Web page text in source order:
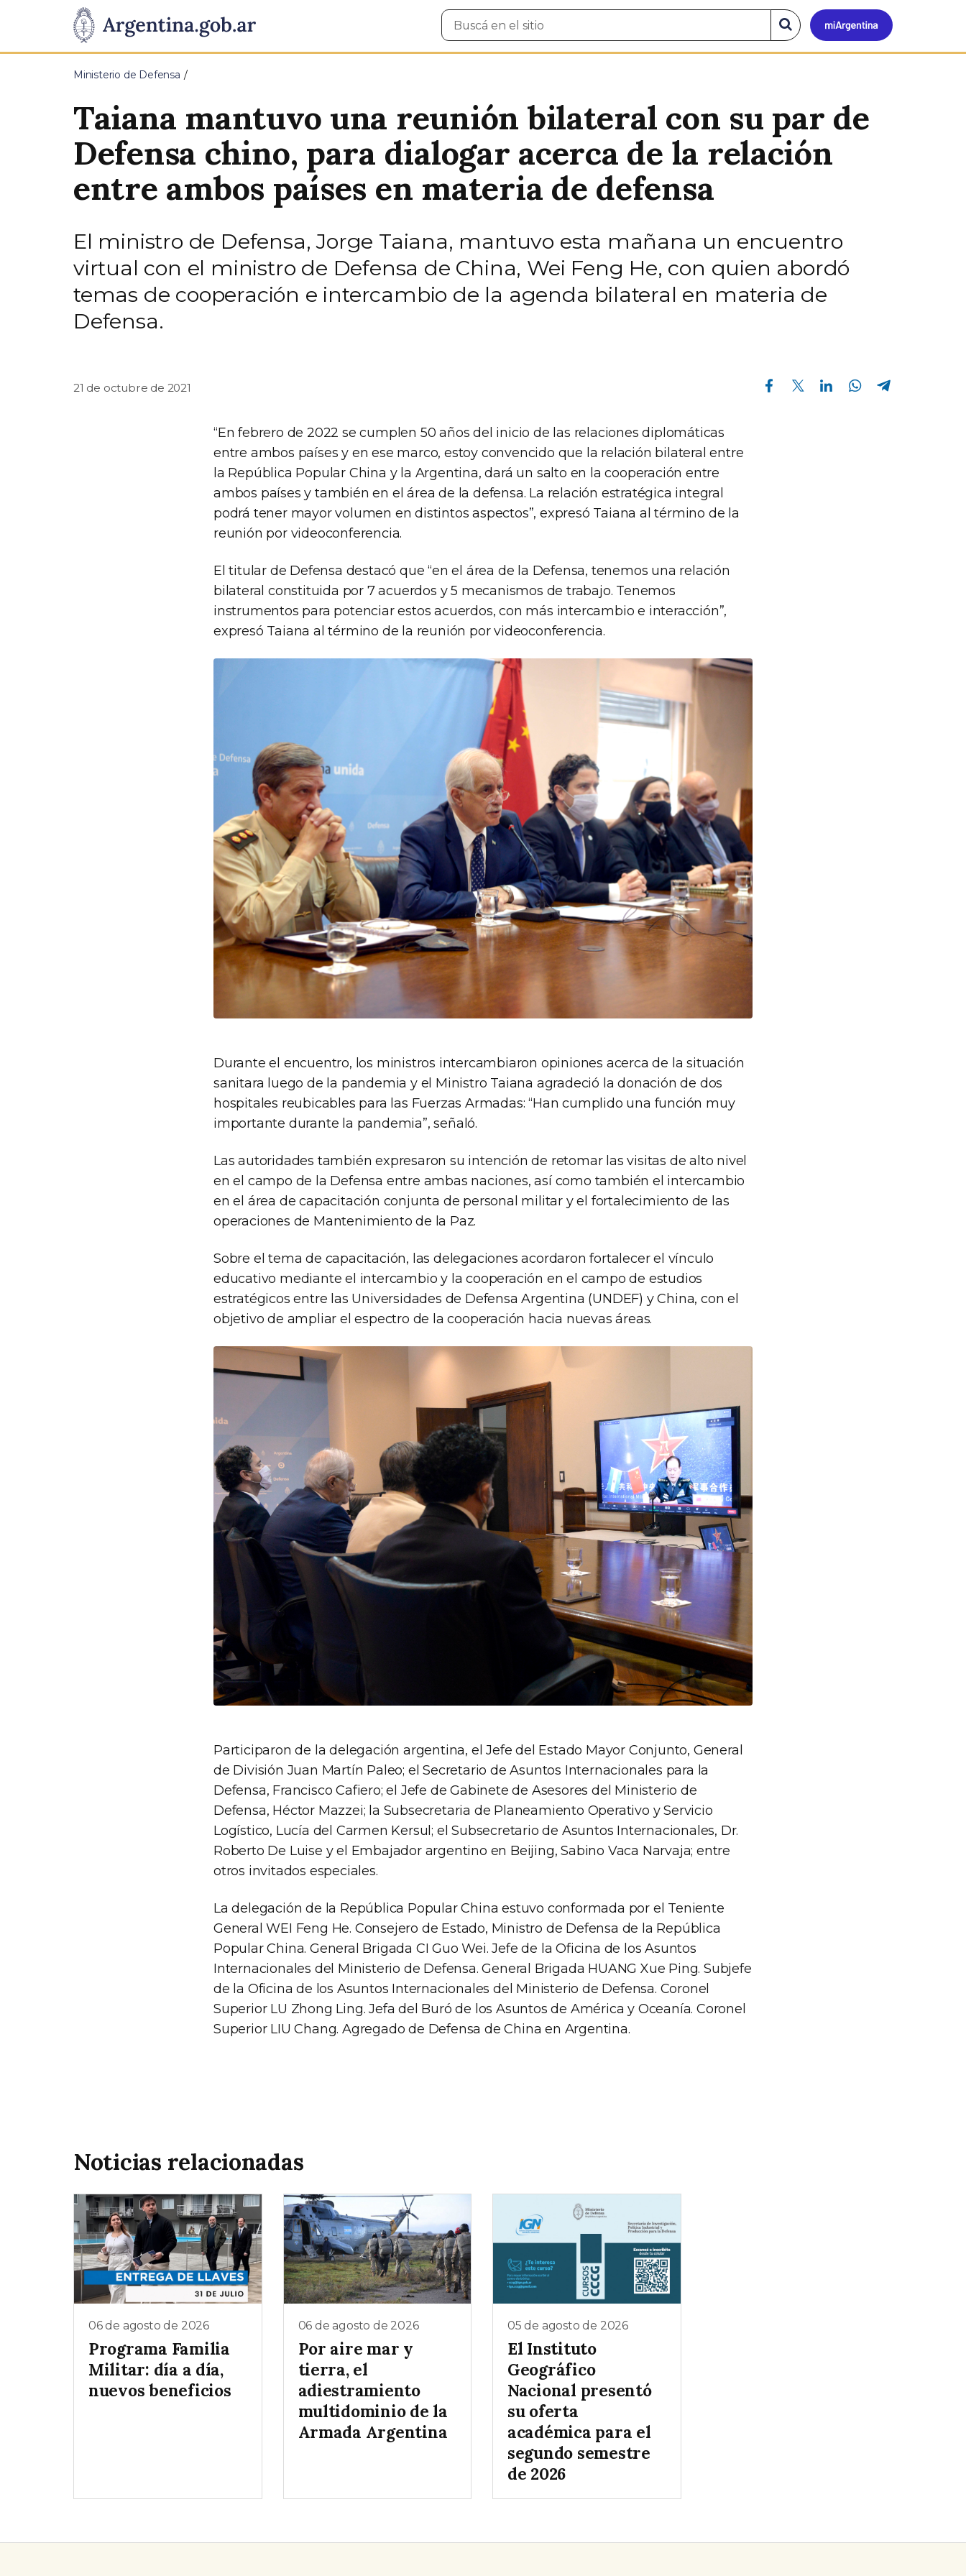
Presidencia
de
Pasar al contenido principal
Mi
Buscar
en
Buscar
en
el
Ministerio de Defensa
Taiana mantuvo una reunión bilateral con su par de
Defensa chino, para dialogar acerca de la relación
entre ambos países en materia de defensa
El ministro de Defensa, Jorge Taiana, mantuvo esta mañana un encuentro
virtual con el ministro de Defensa de China, Wei Feng He, con quien abordó
temas de cooperación e intercambio de la agenda bilateral en materia de
Defensa.
21 de octubre de 2021
Compartir en Facebook Compartir en Twitter Compartir en Linkedin Compartir en Whatsapp
“En febrero de 2022 se cumplen 50 años del inicio de las relaciones diplomáticas
entre ambos países y en ese marco, estoy convencido que la relación bilateral entre
la República Popular China y la Argentina, dará un salto en la cooperación entre
ambos países y también en el área de la defensa. La relación estratégica integral
podrá tener mayor volumen en distintos aspectos”, expresó Taiana al término de la
reunión por videoconferencia.
El titular de Defensa destacó que “en el área de la Defensa, tenemos una relación
bilateral constituida por 7 acuerdos y 5 mecanismos de trabajo. Tenemos
instrumentos para potenciar estos acuerdos, con más intercambio e interacción”,
expresó Taiana al término de la reunión por videoconferencia.
Durante el encuentro, los ministros intercambiaron opiniones acerca de la situación
sanitara luego de la pandemia y el Ministro Taiana agradeció la donación de dos
hospitales reubicables para las Fuerzas Armadas: “Han cumplido una función muy
importante durante la pandemia”, señaló.
Las autoridades también expresaron su intención de retomar las visitas de alto nivel
en el campo de la Defensa entre ambas naciones, así como también el intercambio
en el área de capacitación conjunta de personal militar y el fortalecimiento de las
operaciones de Mantenimiento de la Paz.
Sobre el tema de capacitación, las delegaciones acordaron fortalecer el vínculo
educativo mediante el intercambio y la cooperación en el campo de estudios
estratégicos entre las Universidades de Defensa Argentina (UNDEF) y China, con el
objetivo de ampliar el espectro de la cooperación hacia nuevas áreas.
Participaron de la delegación argentina, el Jefe del Estado Mayor Conjunto, General
de División Juan Martín Paleo; el Secretario de Asuntos Internacionales para la
Defensa, Francisco Cafiero; el Jefe de Gabinete de Asesores del Ministerio de
Defensa, Héctor Mazzei; la Subsecretaria de Planeamiento Operativo y Servicio
Logístico, Lucía del Carmen Kersul; el Subsecretario de Asuntos Internacionales, Dr.
Roberto De Luise y el Embajador argentino en Beijing, Sabino Vaca Narvaja; entre
otros invitados especiales.
La delegación de la República Popular China estuvo conformada por el Teniente
General WEI Feng He. Consejero de Estado, Ministro de Defensa de la República
Popular China. General Brigada CI Guo Wei. Jefe de la Oficina de los Asuntos
Internacionales del Ministerio de Defensa. General Brigada HUANG Xue Ping. Subjefe
de la Oficina de los Asuntos Internacionales del Ministerio de Defensa. Coronel
Superior LU Zhong Ling. Jefa del Buró de los Asuntos de América y Oceanía. Coronel
Superior LIU Chang. Agregado de Defensa de China en Argentina.
Noticias relacionadas
06 de agosto de 2026
Programa Familia
Militar: día a día,
nuevos beneficios
06 de agosto de 2026
Por aire mar y
tierra, el
adiestramiento
multidominio de la
Armada Argentina
05 de agosto de 2026
El Instituto
Geográfico
Nacional presentó
su oferta
académica para el
segundo semestre
de 2026